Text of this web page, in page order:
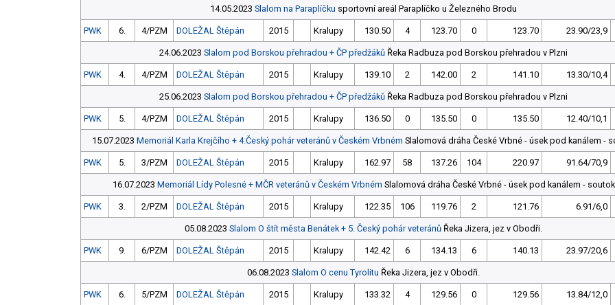
14.05.2023 Slalom na Paraplíčku sportovní areál Paraplíčko u Železného Brodu
PWK 6. 4/PZM DOLEŽAL Štěpán 2015 Kralupy 130.50 4 123.70 0 123.70 23.90/23,9
24.06.2023 Slalom pod Borskou přehradou + ČP předžáků Řeka Radbuza pod Borskou přehradou v Plzni
PWK 4. 4/PZM DOLEŽAL Štěpán 2015 Kralupy 139.10 2 142.00 2 141.10 13.30/10,4
25.06.2023 Slalom pod Borskou přehradou + ČP předžáků Řeka Radbuza pod Borskou přehradou v Plzni
PWK 5. 4/PZM DOLEŽAL Štěpán 2015 Kralupy 136.50 0 135.50 0 135.50 12.40/10,1
15.07.2023 Memoriál Karla Krejčího + 4.Český pohár veteránů v Českém Vrbném Slalomová dráha České Vrbné - úsek pod kanálem -
PWK 5. 3/PZM DOLEŽAL Štěpán 2015 Kralupy 162.97 58 137.26 104 220.97 91.64/70,9
16.07.2023 Memoriál Lídy Polesné + MČR veteránů v Českém Vrbném Slalomová dráha České Vrbné - úsek pod kanálem - soutok
PWK 3. 2/PZM DOLEŽAL Štěpán 2015 Kralupy 122.35 106 119.76 2 121.76 6.91/6,0
05.08.2023 Slalom O štít města Benátek + 5. Český pohár veteránů Řeka Jizera, jez v Obodři.
PWK 9. 6/PZM DOLEŽAL Štěpán 2015 Kralupy 142.42 6 134.13 6 140.13 23.97/20,6
06.08.2023 Slalom O cenu Tyrolitu Řeka Jizera, jez v Obodři.
PWK 6. 5/PZM DOLEŽAL Štěpán 2015 Kralupy 133.32 4 129.56 0 129.56 13.84/12,0